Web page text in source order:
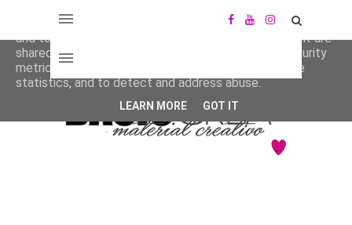
This site uses cookies from Google to deliver its services
and to analyze traffic. Your IP address and user-agent are
shared with Google along with performance and security
metrics to ensure quality of service, generate usage
statistics, and to detect and address abuse.
LEARN MORE GOT IT